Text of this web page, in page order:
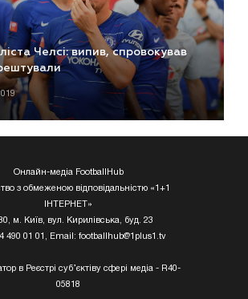
Челсі: випив, спровокував
Онлайн-медіа FootballHub
з обмеженою відповідальністю «1+1
ІНТЕРНЕТ»
м. Київ, вул. Кирилівська, буд. 23
490 01 01, Email: footballhub@1plus1.tv
в Реєстрі суб’єктіву сфері медіа - R40-
05818